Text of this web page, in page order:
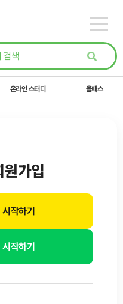
온라인 스터디 올패스
가입
작하기
작하기